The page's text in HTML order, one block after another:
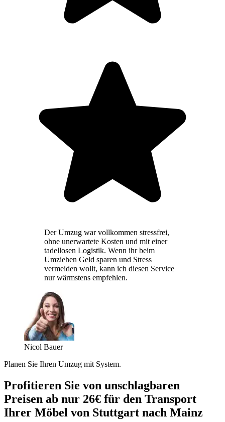
Der Umzug war vollkommen stressfrei,
ohne unerwartete Kosten und mit einer
tadellosen Logistik. Wenn ihr beim
Umziehen Geld sparen und Stress
vermeiden wollt, kann ich diesen Service
nur wärmstens empfehlen.
Nicol Bauer
Planen Sie Ihren Umzug mit System.
Profitieren Sie von unschlagbaren
Preisen ab nur 26€ für den Transport
Ihrer Möbel von Stuttgart nach Mainz